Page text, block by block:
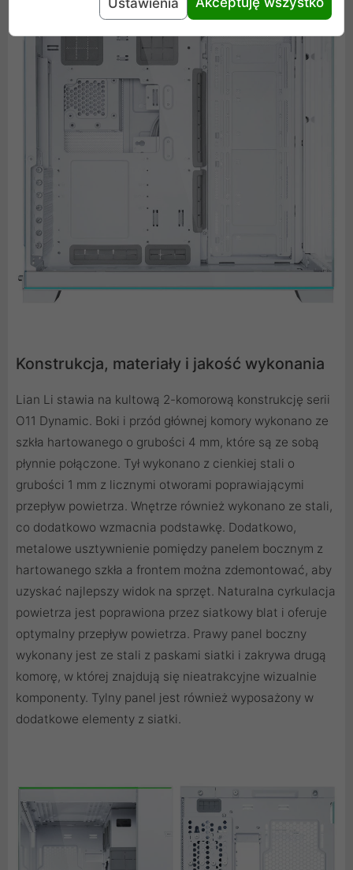
Konstrukcja, materiały i jakość wykonania
Lian Li stawia na kultową 2-komorową konstrukcję serii
O11 Dynamic. Boki i przód głównej komory wykonano ze
szkła hartowanego o grubości 4 mm, które są ze sobą
płynnie połączone. Tył wykonano z cienkiej stali o
grubości 1 mm z licznymi otworami poprawiającymi
przepływ powietrza. Wnętrze również wykonano ze stali,
co dodatkowo wzmacnia podstawkę. Dodatkowo,
metalowe usztywnienie pomiędzy panelem bocznym z
hartowanego szkła a frontem można zdemontować, aby
uzyskać najlepszy widok na sprzęt. Naturalna cyrkulacja
powietrza jest poprawiona przez siatkowy blat i oferuje
optymalny przepływ powietrza. Prawy panel boczny
wykonany jest ze stali z paskami siatki i zakrywa drugą
komorę, w której znajdują się nieatrakcyjne wizualnie
komponenty. Tylny panel jest również wyposażony w
dodatkowe elementy z siatki.